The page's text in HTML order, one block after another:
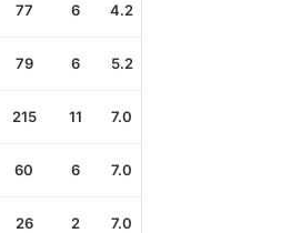
77 6 4.2
79 6 5.2
215 11 7.0
60 6 7.0
26 2 7.0